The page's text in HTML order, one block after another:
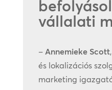
vállalati
– Annemieke Scott
és lokalizációs
marketing